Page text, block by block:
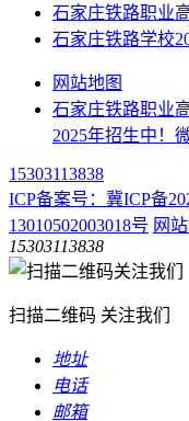
石家庄铁路职业
石家庄铁路学校
网站地图
石家庄铁路职业
2025年招生中！
15303113838
ICP备案号：冀ICP备
13010502003018号 网
15303113838
扫描二维码 关注我们
地址
电话
邮箱